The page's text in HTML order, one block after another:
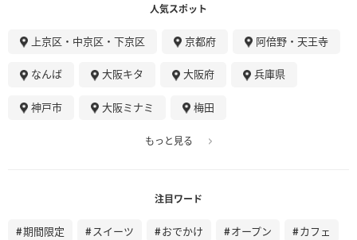
人気スポット
上京区・中京区・下京区 京都府 阿倍野・天王寺
なんば 大阪キタ 大阪府 兵庫県
神戸市 大阪ミナミ 梅田
もっと見る
注目ワード
期間限定 スイーツ おでかけ オープン カフェ